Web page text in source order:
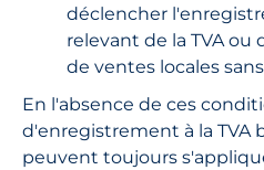
déclencher
relevant de la TVA
de ventes locales
En l'absence de ces
d'enregistrement à la TVA
peuvent toujours